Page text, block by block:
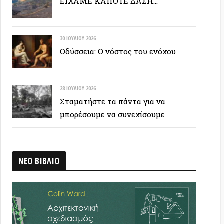
28 ΙΟΥΛΊΟΥ 2026
Σταματήστε τα πάντα για να
μπορέσουμε να συνεχίσουμε
ΕΤΙΚΕΤΟΣΥΝΝΕΦΟ